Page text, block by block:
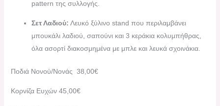
pattern της συλλογής.
Σετ Λαδιού: Λευκό ξύλινο stand που περιλαμβάνει
μπουκάλι λαδιού, σαπούνι και 3 κεράκια κολυμπήθρας,
όλα ασορτί διακοσμημένα με μπλε και λευκά σχοινάκια.
Ποδιά Νονού/Νονάς 38,00€
Κορνίζα Ευχών 45,00€